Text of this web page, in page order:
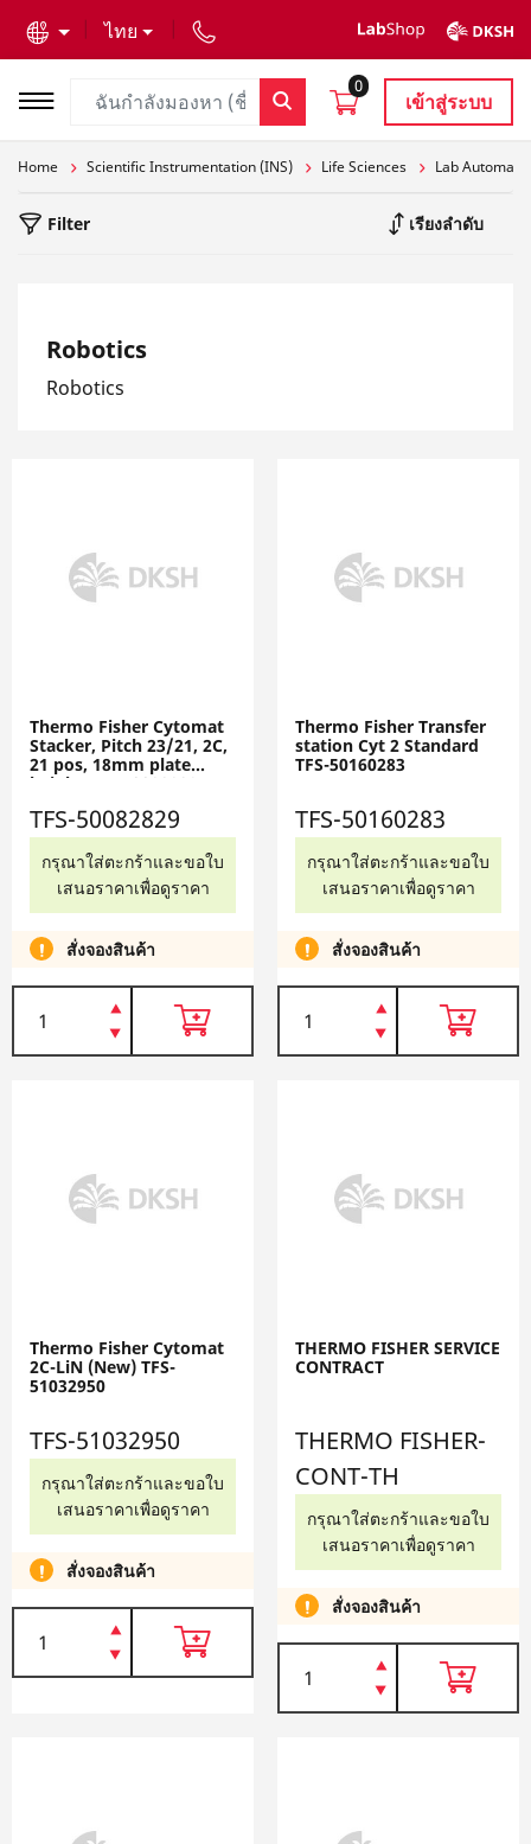
ไทย
0
เข้าสู่ระบบ
Home Scientific Instrumentation (INS) Life Sciences Lab
Filter เรียงลำดับ
Robotics
Robotics
Thermo Fisher Cytomat
Stacker, Pitch 23/21, 2C,
21 pos, 18mm plate
height TFS-50082829
TFS-50082829
กรุณาใส่ตะกร้าและขอใบ
เสนอราคาเพื่อดูราคา
สั่งจองสินค้า
Thermo Fisher Transfer
station Cyt 2 Standard
TFS-50160283
TFS-50160283
กรุณาใส่ตะกร้าและขอใบ
เสนอราคาเพื่อดูราคา
สั่งจองสินค้า
Thermo Fisher Cytomat
2C-LiN (New) TFS-
51032950
TFS-51032950
กรุณาใส่ตะกร้าและขอใบ
เสนอราคาเพื่อดูราคา
สั่งจองสินค้า
THERMO FISHER SERVICE
CONTRACT
THERMO FISHER-
CONT-TH
กรุณาใส่ตะกร้าและขอใบ
เสนอราคาเพื่อดูราคา
สั่งจองสินค้า